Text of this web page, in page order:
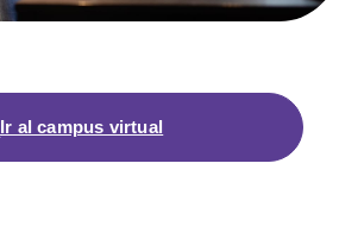
Ir al campus virtual